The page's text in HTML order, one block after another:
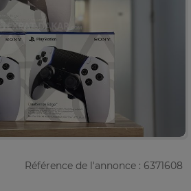
Référence de l'annonce : 6371608